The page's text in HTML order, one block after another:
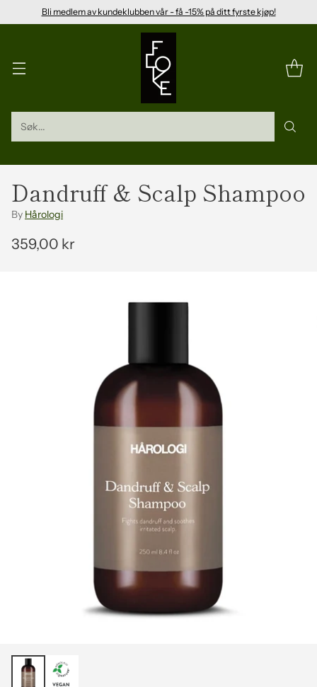
Bli medlem av kundeklubben vår - få -15% på ditt fyrste kjøp!
Søk...
Dandruff & Scalp Shampoo
By Hårologi
Vanleg
359,00 kr